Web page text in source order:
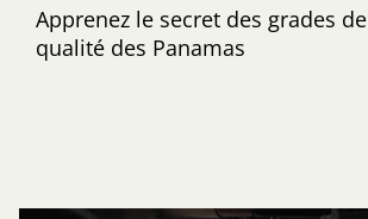
Apprenez le secret des grades de
qualité des Panamas